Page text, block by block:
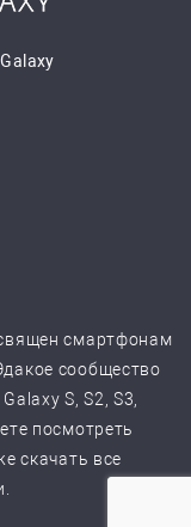
смартфонам
сообщество
S, S2, S3,
посмотреть
скачать все